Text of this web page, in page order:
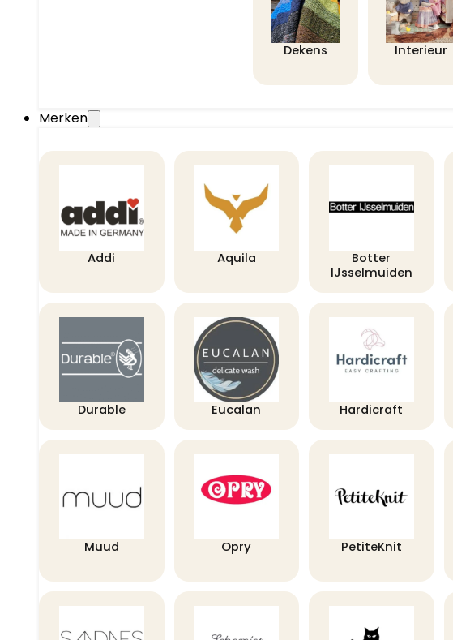
Dekens Interieur
Merken
Addi Aquila
Botter
IJsselmuiden
Durable Eucalan Hardicraft
Muud Opry PetiteKnit